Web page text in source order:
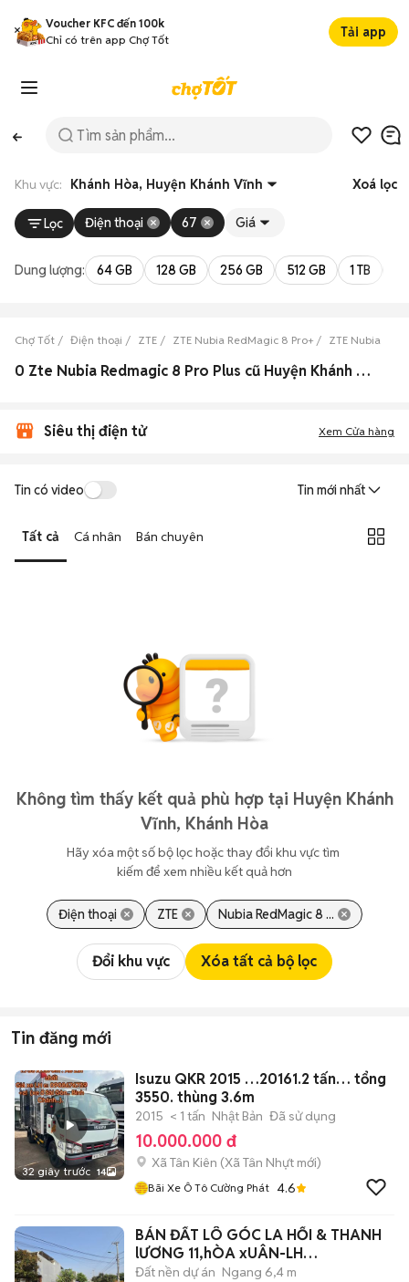
Voucher KFC đến 100k
Chỉ có trên app Chợ Tốt
Tải app
Khu vực: Khánh Hòa, Huyện Khánh Vĩnh Xoá lọc
Lọc Điện thoại 67 Giá
Dung lượng: 64 GB 128 GB 256 GB 512 GB 1 TB
Chợ Tốt Điện thoại ZTE ZTE Nubia RedMagic 8 Pro+ ZTE Nubia
0 Zte Nubia Redmagic 8 Pro Plus cũ Huyện Khánh Vĩnh, Khánh Hòa đẹp
Siêu thị điện tử Xem Cửa hàng
Tin có video Tin mới nhất
Tất cả Cá nhân Bán chuyên
Không tìm thấy kết quả phù hợp tại Huyện Khánh
Vĩnh, Khánh Hòa
Hãy xóa một số bộ lọc hoặc thay đổi khu vực tìm
kiếm để xem nhiều kết quả hơn
Điện thoại ZTE Nubia RedMagic 8 ...
Đổi khu vực Xóa tất cả bộ lọc
Tin đăng mới
32 giây trước 14
Isuzu QKR 2015 …20161.2 tấn… tổng
3550. thùng 3.6m
2015 < 1 tấn Nhật Bản Đã sử dụng
10.000.000 đ
Xã Tân Kiên (Xã Tân Nhựt mới)
Bãi Xe Ô Tô Cường Phát 4.6
BÁN ĐẤT LÔ GÓC LA HỐI & THANH
lƯƠNG 11,hÒA xUÂN-LH
O796.6̲4̲6̲.6͙3͙6
Đất nền dự án Ngang 6,4 m